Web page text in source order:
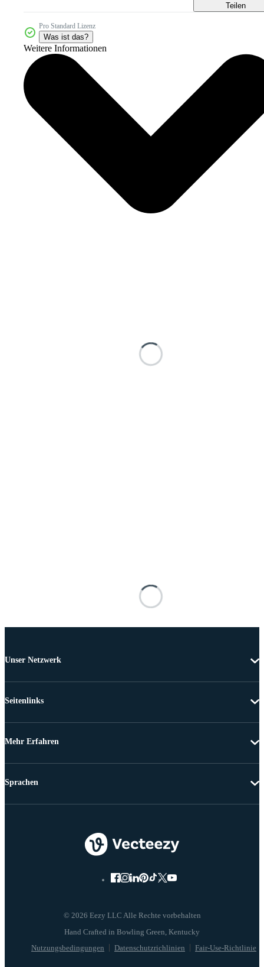
Teilen
Pro Standard Lizenz
Was ist das?
Weitere Informationen
Unser Netzwerk
Seitenlinks
Mehr Erfahren
© 2026 Eezy LLC Alle Rechte vorbehalten
Nutzungsbedingungen Datenschutzrichlinien Fair-Use-Richtlinie
Sprachen